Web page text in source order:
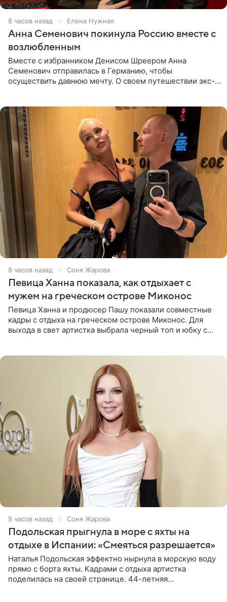
8 часов назад Елена Нужная
Анна Семенович покинула Россию вместе с
возлюбленным
Вместе с избранником Денисом Шреером Анна
Семенович отправилась в Германию, чтобы
осуществить давнюю мечту. О своем путешествии экс-
8 часов назад Соня Жарова
Певица Ханна показала, как отдыхает с
мужем на греческом острове Миконос
Певица Ханна и продюсер Пашу показали совместные
кадры с отдыха на греческом острове Миконос. Для
выхода в свет артистка выбрала черный топ и юбку с
9 часов назад Соня Жарова
Подольская прыгнула в море с яхты на
отдыхе в Испании: «Смеяться разрешается»
Наталья Подольская эффектно нырнула в морскую воду
прямо с борта яхты. Кадрами с отдыха артистка
поделилась на своей странице. 44-летняя